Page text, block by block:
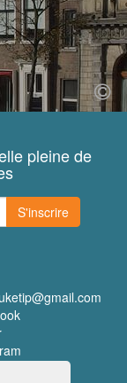
pleine de
S'inscrire